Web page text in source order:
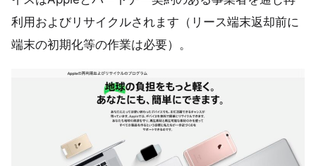
利用およびリサイクルされます（リース端末返却前に
端末の初期化等の作業は必要）。